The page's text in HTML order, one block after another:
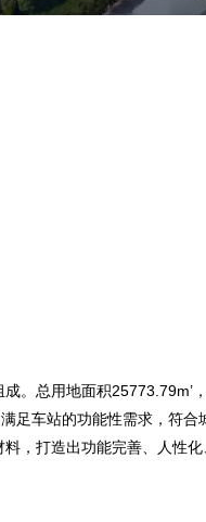
。总用地面积25773.79m’
足车站的功能性需求，符合
，打造出功能完善、人性化